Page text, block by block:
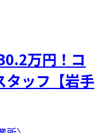
万円！コ
タッフ【岩手